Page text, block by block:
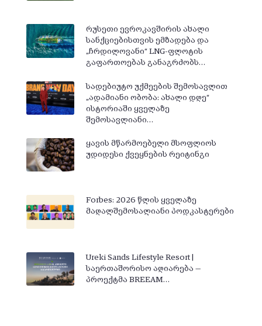
რუსეთი ევროკავშირის ახალი
სანქციებისთვის ემზადება და
„ჩრდილოვანი“ LNG-ფლოტის
გაფართოებას განაგრძობს…
სადებიუტო უქმეების შემოსავლით
„ადამიანი ობობა: ახალი დღე“
ისტორიაში ყველაზე
შემოსავლიანი…
ყავის მწარმოებელი მსოფლიოს
უდიდესი ქვეყნების რეიტინგი
Forbes: 2026 წლის ყველაზე
მაღალშემოსალიანი პოდკასტერები
Ureki Sands Lifestyle Resort |
საერთაშორისო აღიარება —
პროექტმა BREEAM…